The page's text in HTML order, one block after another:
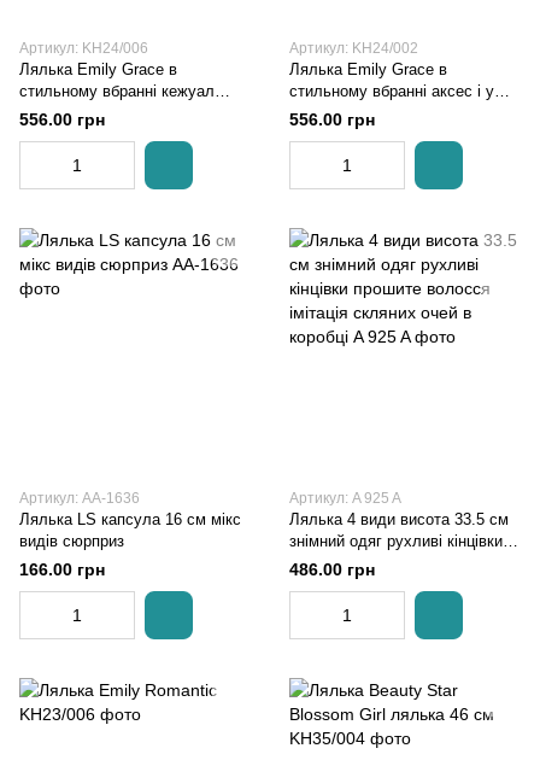
Артикул: KH24/006
Лялька Emily Grace в
стильному вбранні кежуал
стиль аксес у короб.
556.00 грн
Артикул: KH24/002
Лялька Emily Grace в
стильному вбранні аксес і у
короб. 16,4*37,5*5,2 см
556.00 грн
Артикул: AA-1636
Лялька LS капсула 16 см мікс
видів сюрприз
166.00 грн
Артикул: A 925 A
Лялька 4 види висота 33.5 см
знімний одяг рухливі кінцівки
прошите волосся імітація
скляних очей в коробці
486.00 грн